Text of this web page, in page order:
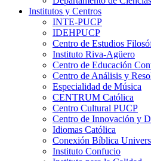
Institutos y Centros
INTE-PUCP
IDEHPUCP
Centro de Estudios
Instituto Riva-Agüero
Centro de Educación
Centro de Análisis y
Especialidad de Música
CENTRUM Católica
Centro Cultural PUCP
Centro de Innovación y
Idiomas Católica
Conexión Bíblica
Instituto Confucio